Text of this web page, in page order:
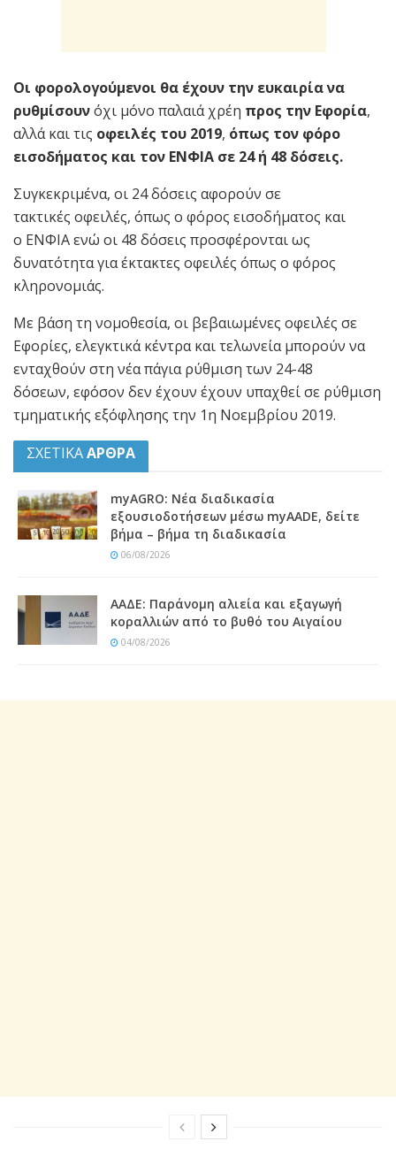
Οι φορολογούμενοι θα έχουν την ευκαιρία να
ρυθμίσουνόχι μόνο παλαιά χρέη προς την Εφορία,
αλλά και τις οφειλές του 2019, όπως τον φόρο
εισοδήματος και τον ΕΝΦΙΑ σε 24 ή 48 δόσεις.
Συγκεκριμένα, οι 24 δόσεις αφορούν σε
τακτικές οφειλές, όπως ο φόρος εισοδήματος και
ο ΕΝΦΙΑ ενώ οι 48 δόσεις προσφέρονται ως
δυνατότητα για έκτακτες οφειλές όπως ο φόρος
κληρονομιάς.
Με βάση τη νομοθεσία, οι βεβαιωμένες οφειλές σε
Εφορίες, ελεγκτικά κέντρα και τελωνεία μπορούν να
ενταχθούν στη νέα πάγια ρύθμιση των 24-48
δόσεων, εφόσον δεν έχουν έχουν υπαχθεί σε ρύθμιση
τμηματικής εξόφλησης την 1η Νοεμβρίου 2019.
ΣΧΕΤΙΚΑΑΡΘΡΑ
myAGRO: Νέα διαδικασία
εξουσιοδοτήσεων μέσω myAADE, δείτε
βήμα – βήμα τη διαδικασία
06/08/2026
ΑΑΔΕ: Παράνομη αλιεία και εξαγωγή
κοραλλιών από το βυθό του Αιγαίου
04/08/2026